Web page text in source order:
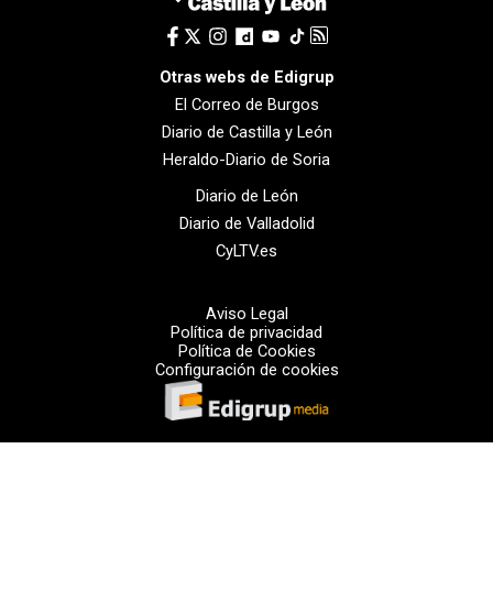
Otras webs de Edigrup
El Correo de Burgos
Diario de Castilla y León
Heraldo-Diario de Soria
Diario de León
Diario de Valladolid
CyLTV.es
Aviso Legal
Política de privacidad
Política de Cookies
Configuración de cookies